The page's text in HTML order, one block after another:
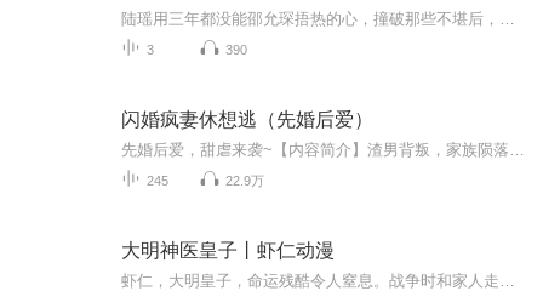
3 390
闪婚疯妻休想逃（先婚后爱）
245 22.9万
大明神医皇子丨虾仁动漫